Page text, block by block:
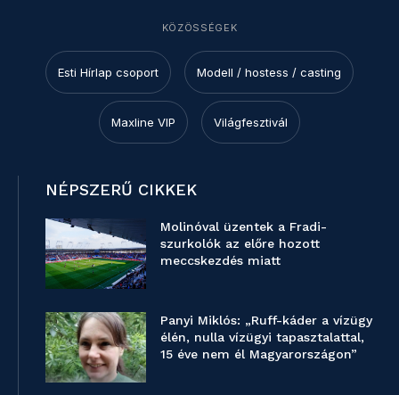
KÖZÖSSÉGEK
Esti Hírlap csoport Modell / hostess / casting
Maxline VIP Világfesztivál
NÉPSZERŰ CIKKEK
Molinóval üzentek a Fradi-
szurkolók az előre hozott
meccskezdés miatt
Panyi Miklós: „Ruff-káder a vízügy
élén, nulla vízügyi tapasztalattal,
15 éve nem él Magyarországon”